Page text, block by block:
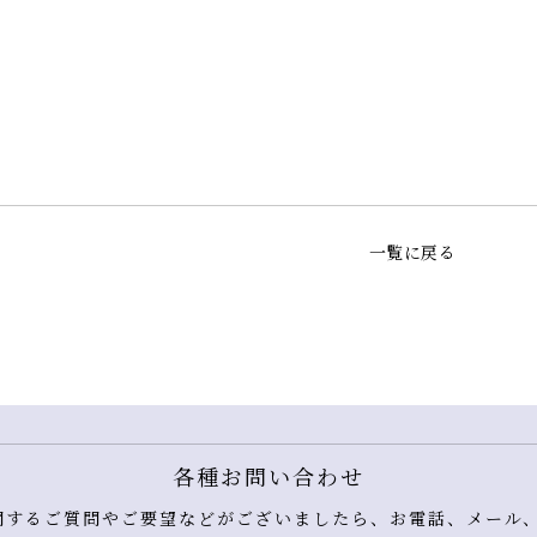
一覧に戻る
各種お問い合わせ
るご質問やご要望などがございましたら、お電話、メール